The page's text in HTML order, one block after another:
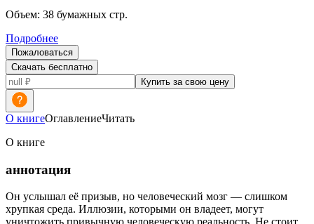
Объем: 38 бумажных стр.
Подробнее
Пожаловаться
Скачать бесплатно
Купить за свою цену
О книгеОглавлениеЧитать
О книге
аннотация
Он услышал её призыв, но человеческий мозг — слишком
хрупкая среда. Иллюзии, которыми он владеет, могут